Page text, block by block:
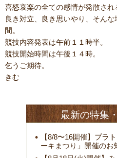
喜怒哀楽の全ての感情が発散され
良き対立、良き思いやり、そん
間。
競技内容発表は午前１１時半。
競技開始時間は午後１４時。
乞うご期待。
きむ
最新の特集
【8/8〜16開催】プラ
ーキまつり」開催のお